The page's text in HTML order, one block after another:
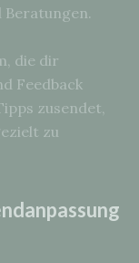
die dir
Feedback
zusendet,
zu